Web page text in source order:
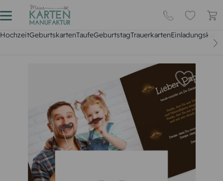
HochzeitGeburtskartenTaufeGeburtstagTrauerkarten